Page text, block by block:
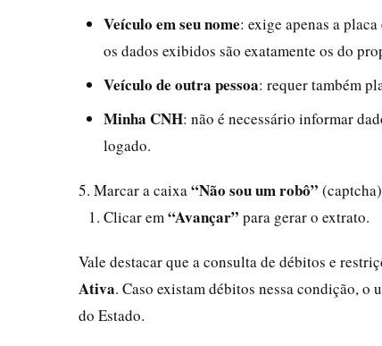
Veículo em seu nome: exige apenas a
os dados exibidos são exatamente os do
Veículo de outra pessoa: requer também
Minha CNH: não é necessário informar
logado.
5. Marcar a caixa “Não sou um robô”
Clicar em “Avançar” para gerar o extrato.
Vale destacar que a consulta de débitos e
Ativa. Caso existam débitos nessa condição,
do Estado.